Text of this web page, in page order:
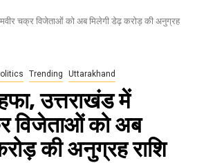
चक्र विजेताओं को अब मिलेगी डेढ़ करोड़ की अनुग्रह
Trending Uttarakhand
उत्तराखंड में
विजेताओं को अब
की अनुग्रह राशि